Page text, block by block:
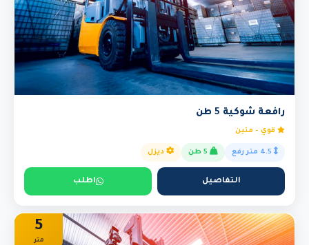
رافعة شوكية 5 طن
قوي - متين
ديزل
التفاصيل اطلب
5
متر